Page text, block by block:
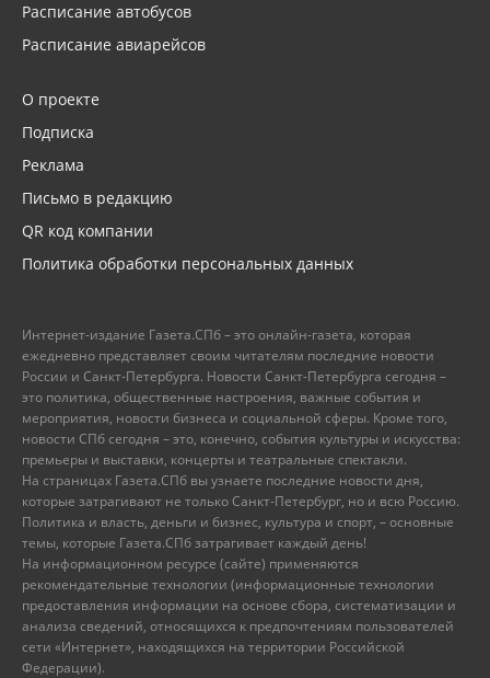
Расписание автобусов
Расписание авиарейсов
О проекте
Подписка
Реклама
Письмо в редакцию
QR код компании
Политика обработки персональных данных
Интернет-издание Газета.СПб – это онлайн-газета, которая
ежедневно представляет своим читателям последние новости
России и Санкт-Петербурга. Новости Санкт-Петербурга сегодня –
это политика, общественные настроения, важные события и
мероприятия, новости бизнеса и социальной сферы. Кроме того,
новости СПб сегодня – это, конечно, события культуры и искусства:
премьеры и выставки, концерты и театральные спектакли.
На страницах Газета.СПб вы узнаете последние новости дня,
которые затрагивают не только Санкт-Петербург, но и всю Россию.
Политика и власть, деньги и бизнес, культура и спорт, – основные
темы, которые Газета.СПб затрагивает каждый день!
На информационном ресурсе (сайте) применяются
рекомендательные технологии (информационные технологии
предоставления информации на основе сбора, систематизации и
анализа сведений, относящихся к предпочтениям пользователей
сети «Интернет», находящихся на территории Российской
Федерации).